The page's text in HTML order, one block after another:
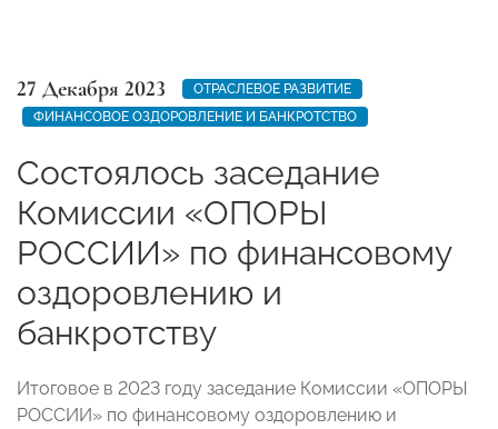
27 Декабря 2023
ОТРАСЛЕВОЕ РАЗВИТИЕ
ФИНАНСОВОЕ ОЗДОРОВЛЕНИЕ И БАНКРОТСТВО
Состоялось заседание
Комиссии «ОПОРЫ
РОССИИ» по финансовому
оздоровлению и
банкротству
Итоговое в 2023 году заседание Комиссии «ОПОРЫ
РОССИИ» по финансовому оздоровлению и